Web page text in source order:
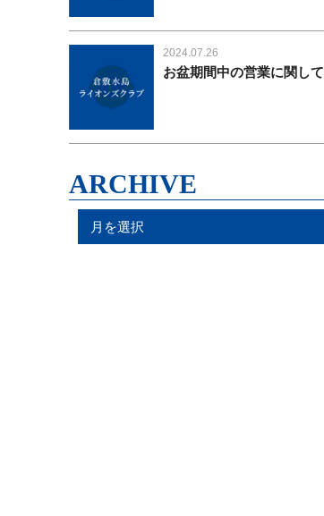
2024.07.26
お盆期間中の営業に関して
ARCHIVE